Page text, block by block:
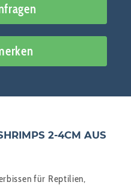
2-4CM AUS
für Reptilien,